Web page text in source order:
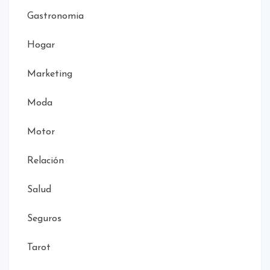
Gastronomia
Hogar
Marketing
Moda
Motor
Relación
Salud
Seguros
Tarot